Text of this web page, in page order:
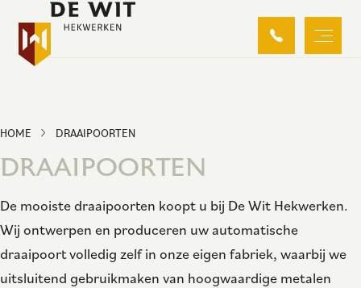
HOME DRAAIPOORTEN
DRAAIPOORTEN
De mooiste draaipoorten koopt u bij De Wit Hekwerken.
Wij ontwerpen en produceren uw automatische
draaipoort volledig zelf in onze eigen fabriek, waarbij we
uitsluitend gebruikmaken van hoogwaardige metalen